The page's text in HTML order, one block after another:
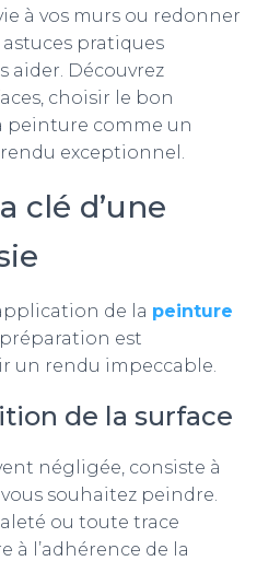
à vos murs ou redonner
astuces pratiques
aider. Découvrez
choisir le bon
peinture comme un
exceptionnel.
clé d’une
de la peinture
est
un rendu impeccable.
de la surface
négligée, consiste à
vous souhaitez peindre.
ou toute trace
à l’adhérence de la